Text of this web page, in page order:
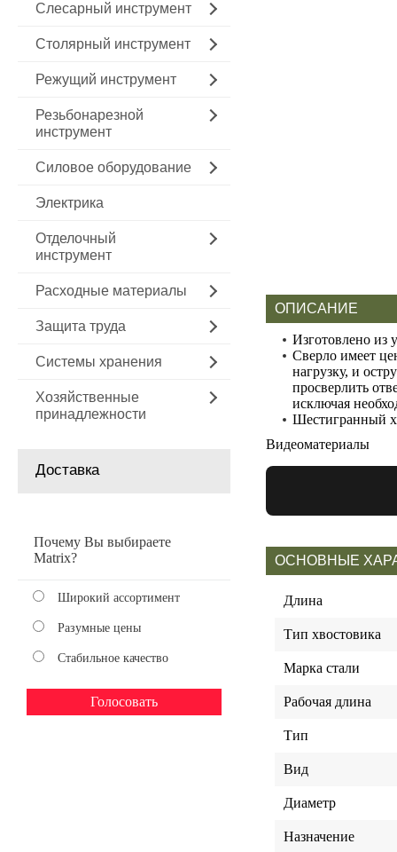
Слесарный инструмент
Столярный инструмент
Режущий инструмент
Резьбонарезной
инструмент
Силовое оборудование
Электрика
Отделочный
инструмент
Расходные материалы
Защита труда
Системы хранения
Хозяйственные
принадлежности
Доставка
Почему Вы выбираете
Matrix?
Широкий ассортимент
Разумные цены
Стабильное качество
ОПИСАНИЕ
Изготовлено из
Сверло имеет
нагрузку, и
просверлить
исключая
Шестигранный
Видеоматериалы
ОСНОВНЫЕ
Длина
Тип хвостовика
Марка стали
Рабочая длина
Тип
Вид
Диаметр
Назначение